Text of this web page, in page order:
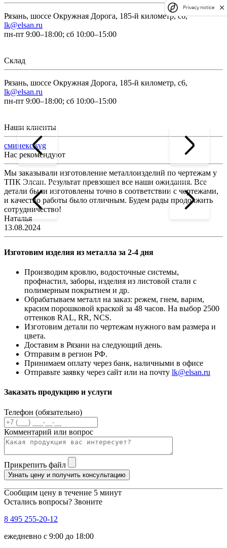
Рязань, шоссе Окружная Дорога, 185-й километр, с6,
lk@elsan.ru
пн-пт 9:00–18:00; сб 10:00–15:00
Склад
Рязань, шоссе Окружная Дорога, 185-й километр, с6,
lk@elsan.ru
пн-пт 9:00–18:00; сб 10:00–15:00
Наши клиенты
сминекс.svg
Нас рекомендуют
Мы заказывали изготовление металлоизделий по чертежам у
ТПК Элсан. Результат превзошел все наши ожидания. Все
детали были изготовлены точно в соответствии с чертежами,
и качество работы было отличным. Будем рады продолжить
сотрудничество!
Наталья
13.08.2024
Изготовим изделия из металла за 2-4 дня
Производим кровлю, водосточные системы,
профнастил, заборы, изделия из листовой стали с
полимерным покрытием и др.
Обрабатываем металл на заказ: режем, гнем, варим,
красим порошковой краской за 48 часов. На выбор 2500
оттенков RAL, RR, NCS.
Изготовим детали по чертежам нужного вам размера и
цвета.
Доставим в Рязани на следующий день.
Отправим в регион РФ.
Принимаем оплату через банк, наличными в офисе
Отправьте заявку через сайт или на почту lk@elsan.ru
Заказать продукцию и услуги
Телефон (обязательно)
Комментарий или вопрос
Прикрепить файл
Узнать цену и получить консультацию
Сообщим цену в течение 5 минут
Остались вопросы? Звоните
8 495 255-20-12
ежедневно с 9:00 до 18:00
Privacy notice